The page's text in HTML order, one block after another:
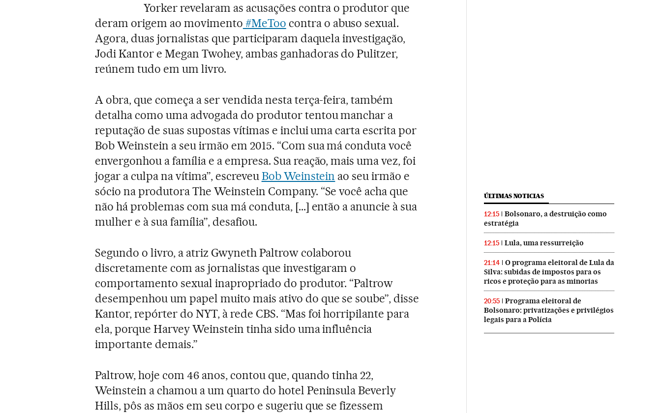
Yorker revelaram as acusações contra o produtor que
deram origem ao movimento #MeToo contra o abuso sexual.
Agora, duas jornalistas que participaram daquela investigação,
Jodi Kantor e Megan Twohey, ambas ganhadoras do Pulitzer,
reúnem tudo em um livro.
A obra, que começa a ser vendida nesta terça-feira, também
detalha como uma advogada do produtor tentou manchar a
reputação de suas supostas vítimas e inclui uma carta escrita por
Bob Weinstein a seu irmão em 2015. “Com sua má conduta você
envergonhou a família e a empresa. Sua reação, mais uma vez, foi
jogar a culpa na vítima”, escreveuBob Weinstein ao seu irmão e
sócio na produtora The Weinstein Company. “Se você acha que
não há problemas com sua má conduta, [...] então a anuncie à sua
mulher e à sua família”, desafiou.
Segundo o livro, a atriz Gwyneth Paltrow colaborou
discretamente com as jornalistas que investigaram o
comportamento sexual inapropriado do produtor. “Paltrow
desempenhou um papel muito mais ativo do que se soube”, disse
Kantor, repórter do NYT, à rede CBS. “Mas foi horripilante para
ela, porque Harvey Weinstein tinha sido uma influência
importante demais.”
Paltrow, hoje com 46 anos, contou que, quando tinha 22,
Weinstein a chamou a um quarto do hotel Peninsula Beverly
Hills, pôs as mãos em seu corpo e sugeriu que se fizessem
ÚLTIMAS NOTICIAS
12:15
Bolsonaro, a destruição como
estratégia
12:15 Lula, uma ressurreição
21:14
O programa eleitoral de Lula da
Silva: subidas de impostos para os
ricos e proteção para as minorias
20:55
Programa eleitoral de
Bolsonaro: privatizações e privilégios
legais para a Polícia